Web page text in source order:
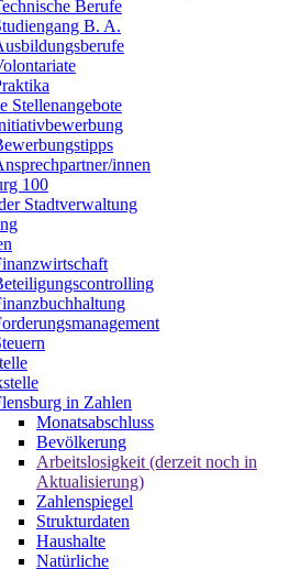
Berufe
B. A.
Stellenangebote
innen
100
Stadtverwaltung
in Zahlen
Monatsabschluss
Bevölkerung
Arbeitslosigkeit (derzeit noch in
Aktualisierung)
Zahlenspiegel
Strukturdaten
Haushalte
Natürliche